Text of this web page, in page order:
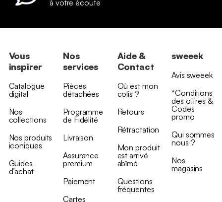
à votre écoute
Vous
inspirer
Catalogue
digital
Nos
collections
Nos produits
iconiques
Guides
d’achat
Nos
services
Pièces
détachées
Programme
de Fidélité
Livraison
Assurance
premium
Paiement
Cartes
Aide &
Contact
Où est mon
colis ?
Retours
Rétractation
Mon produit
est arrivé
abîmé
Questions
fréquentes
sweeek
Avis sweeek
*Conditions
des offres &
Codes
promo
Qui sommes
nous ?
Nos
magasins